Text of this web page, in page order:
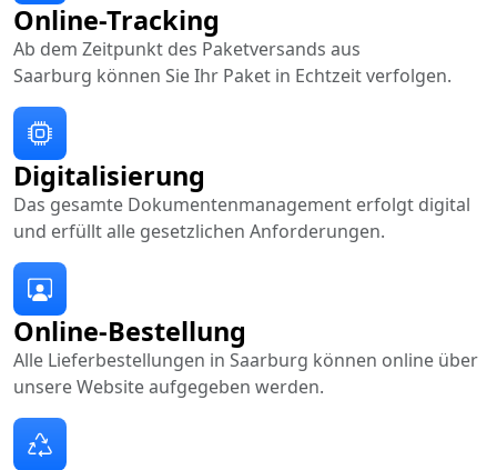
Online-Bestellung
Alle Lieferbestellungen in Saarburg können online über
unsere Website aufgegeben werden.
Online-Tracking
Ab dem Zeitpunkt des Paketversands aus
Saarburg können Sie Ihr Paket in Echtzeit verfolgen.
Digitalisierung
Das gesamte Dokumentenmanagement erfolgt digital
und erfüllt alle gesetzlichen Anforderungen.